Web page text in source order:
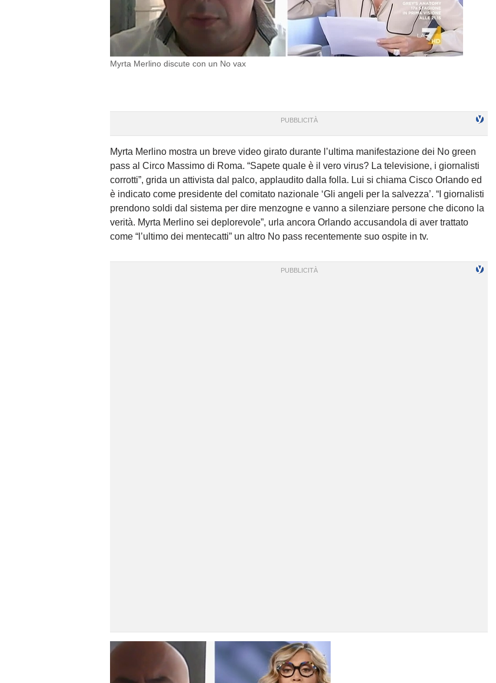
Myrta Merlino discute con un No vax
Myrta Merlino mostra un breve video girato durante l’ultima manifestazione dei No green
pass al Circo Massimo di Roma. “Sapete quale è il vero virus? La televisione, i giornalisti
corrotti”, grida un attivista dal palco, applaudito dalla folla. Lui si chiama Cisco Orlando ed
è indicato come presidente del comitato nazionale ‘Gli angeli per la salvezza’. “I giornalisti
prendono soldi dal sistema per dire menzogne e vanno a silenziare persone che dicono la
verità. Myrta Merlino sei deplorevole”, urla ancora Orlando accusandola di aver trattato
come “l’ultimo dei mentecatti” un altro No pass recentemente suo ospite in tv.